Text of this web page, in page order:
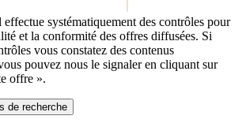
systématiquement des contrôles pour
et la conformité des offres diffusées. Si
vous constatez des contenus
pouvez nous le signaler en cliquant sur
offre ».
de recherche